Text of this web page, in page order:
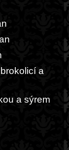
a
a sýrem